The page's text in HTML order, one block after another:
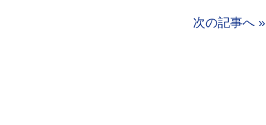
次の記事へ »